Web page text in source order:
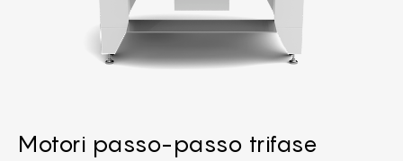
Motori passo-passo trifase